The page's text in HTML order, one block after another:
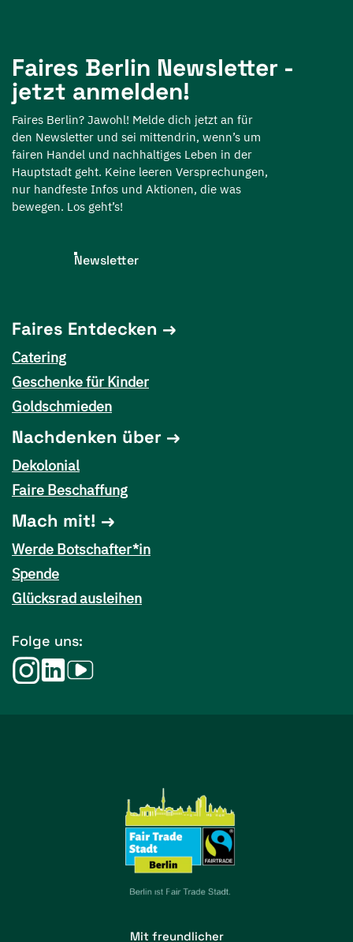
Faires Berlin Newsletter -
jetzt anmelden!
Faires Berlin? Jawohl! Melde dich jetzt an für
den Newsletter und sei mittendrin, wenn’s um
fairen Handel und nachhaltiges Leben in der
Hauptstadt geht. Keine leeren Versprechungen,
nur handfeste Infos und Aktionen, die was
bewegen. Los geht’s!
Newsletter
Faires Entdecken
Catering
Geschenke für Kinder
Goldschmieden
Nachdenken über
Dekolonial
Faire Beschaffung
Mach mit!
Werde Botschafter*in
Spende
Glücksrad ausleihen
Folge uns:
Mit freundlicher